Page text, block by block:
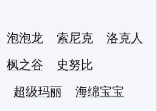
泡泡龙 索尼克
洛克人
枫之谷
史努比
超级玛丽
海绵宝宝